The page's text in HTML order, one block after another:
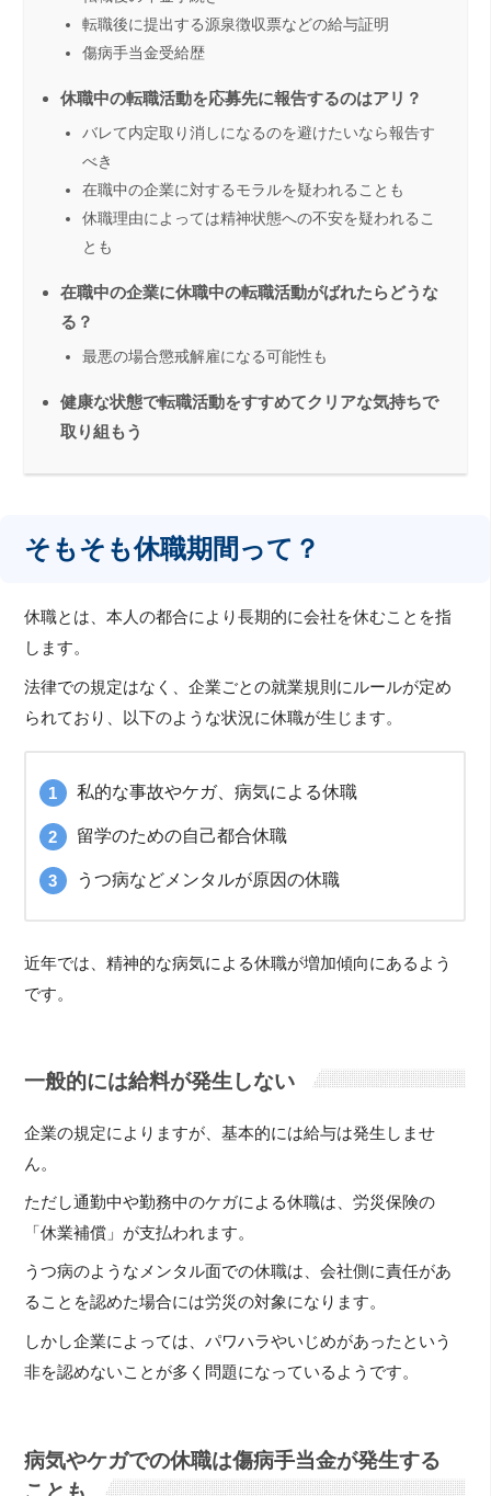
転職後に提出する源泉徴収票などの給与証明
傷病手当金受給歴
休職中の転職活動を応募先に報告するのはアリ？
バレて内定取り消しになるのを避けたいなら報告す
べき
在職中の企業に対するモラルを疑われることも
休職理由によっては精神状態への不安を疑われるこ
とも
在職中の企業に休職中の転職活動がばれたらどうな
る？
最悪の場合懲戒解雇になる可能性も
健康な状態で転職活動をすすめてクリアな気持ちで
取り組もう
そもそも休職期間って？
休職とは、本人の都合により長期的に会社を休むことを指
します。
法律での規定はなく、企業ごとの就業規則にルールが定め
られており、以下のような状況に休職が生じます。
私的な事故やケガ、病気による休職
留学のための自己都合休職
うつ病などメンタルが原因の休職
近年では、精神的な病気による休職が増加傾向にあるよう
です。
一般的には給料が発生しない
企業の規定によりますが、基本的には給与は発生しませ
ん。
ただし通勤中や勤務中のケガによる休職は、労災保険の
「休業補償」が支払われます。
うつ病のようなメンタル面での休職は、会社側に責任があ
ることを認めた場合には労災の対象になります。
しかし企業によっては、パワハラやいじめがあったという
非を認めないことが多く問題になっているようです。
病気やケガでの休職は傷病手当金が発生する
ことも